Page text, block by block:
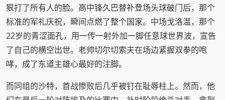
狠打了所有人的脸。高中锋久巴替补登场头球破门后，那个
标准的军礼庆祝，瞬间点燃了整个国家。中场戈洛温，那个
22岁的青涩面孔，用一传一射外加一脚任意球世界波，宣告
了自己的横空出世。老帅切尔切索夫在场边紧握双拳的咆
哮，成了东道主雄心最好的注脚。
而同组的沙特，首战惨败后几乎被钉在耻辱柱上。然而，他